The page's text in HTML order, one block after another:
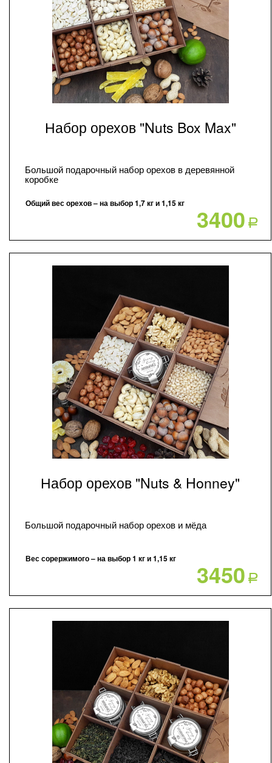
Набор орехов "Nuts Box Max"
Большой подарочный набор орехов в деревянной
коробке
Общий вес орехов – на выбор 1,7 кг и 1,15 кг 3400Р
Набор орехов "Nuts & Honney"
Большой подарочный набор орехов и мёда
Вес сорержимого – на выбор 1 кг и 1,15 кг 3450Р